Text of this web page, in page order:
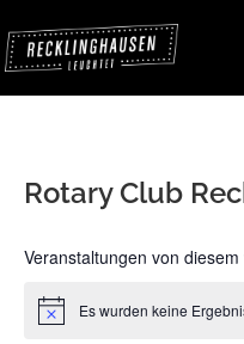
Rotary Club
Veranstaltungen von
HinweisEs wurden keine